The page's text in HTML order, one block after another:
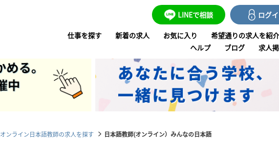
LINEで相談 ログ
仕事を探す 新着の求人 お気に入り 希望通りの求人を紹
ヘルプ
ブログ 求人
オンライン日本語教師の求人を探す 日本語教師(オンライン）みんなの日本語